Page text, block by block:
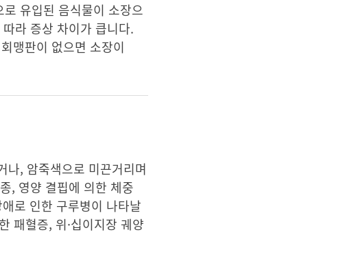
유입된 음식물이 소장으
라 증상 차이가 큽니다.
맹판이 없으면 소장이
나, 암죽색으로 미끈거리며
, 영양 결핍에 의한 체중
로 인한 구루병이 나타날
패혈증, 위·십이지장 궤양